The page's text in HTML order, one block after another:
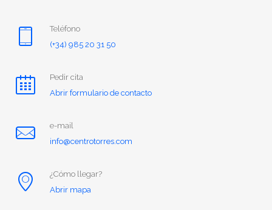
Teléfono
(+34) 985 20 31 50
Pedir cita
Abrir formulario de contacto
e-mail
info@centrotorres.com
¿Cómo llegar?
Abrir mapa